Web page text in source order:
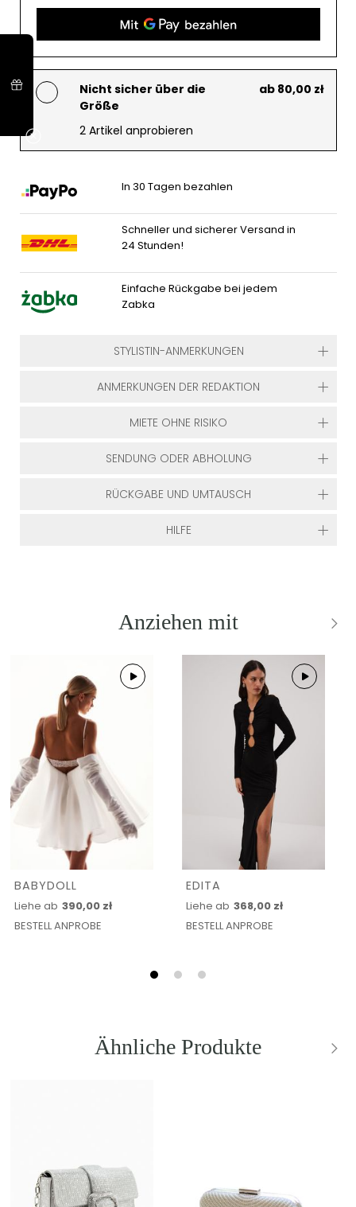
Nicht sicher über die
Größe
ab 80,00 zł
2 Artikel anprobieren
In 30 Tagen bezahlen
Schneller und sicherer Versand in
24 Stunden!
Einfache Rückgabe bei jedem
Zabka
STYLISTIN-ANMERKUNGEN
ANMERKUNGEN DER REDAKTION
MIETE OHNE RISIKO
SENDUNG ODER ABHOLUNG
RÜCKGABE UND UMTAUSCH
HILFE
Anziehen mit
BABYDOLL
Liehe ab 390,00 zł
BESTELL ANPROBE
EDITA
Liehe ab 368,00 zł
BESTELL ANPROBE
Ähnliche Produkte